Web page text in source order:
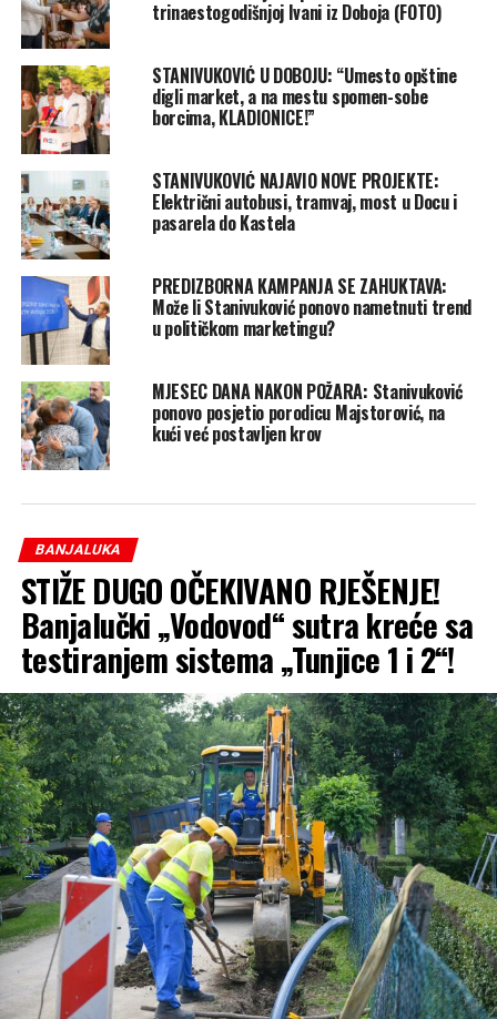
trinaestogodišnjoj Ivani iz Doboja (FOTO)
STANIVUKOVIĆ U DOBOJU: “Umesto opštine
digli market, a na mestu spomen-sobe
borcima, KLADIONICE!”
STANIVUKOVIĆ NAJAVIO NOVE PROJEKTE:
Električni autobusi, tramvaj, most u Docu i
pasarela do Kastela
PREDIZBORNA KAMPANJA SE ZAHUKTAVA:
Može li Stanivuković ponovo nametnuti trend
u političkom marketingu?
MJESEC DANA NAKON POŽARA: Stanivuković
ponovo posjetio porodicu Majstorović, na
kući već postavljen krov
BANJALUKA
STIŽE DUGO OČEKIVANO RJEŠENJE!
Banjalučki „Vodovod“ sutra kreće sa
testiranjem sistema „Tunjice 1 i 2“!